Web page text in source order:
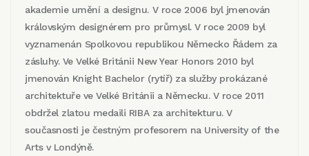
akademie umění a designu. V roce 2006 byl jmenován
královským designérem pro průmysl. V roce 2009 byl
vyznamenán Spolkovou republikou Německo Řádem za
zásluhy. Ve Velké Británii New Year Honors 2010 byl
jmenován Knight Bachelor (rytíř) za služby prokázané
architektuře ve Velké Británii a Německu. V roce 2011
obdržel zlatou medaili RIBA za architekturu. V
současnosti je čestným profesorem na University of the
Arts v Londýně.